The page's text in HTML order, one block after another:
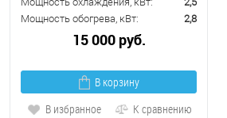
Мощность обогрева, кВт:
2,8
15 000 руб.
В корзину
В избранное
К сравнению